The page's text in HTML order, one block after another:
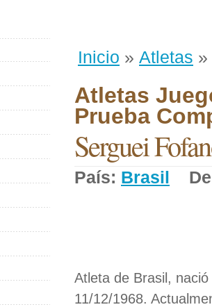
Inicio » Atletas »
Atletas
Prueba
Serguei
País: Brasil
Atleta de Brasil,
11/12/1968.